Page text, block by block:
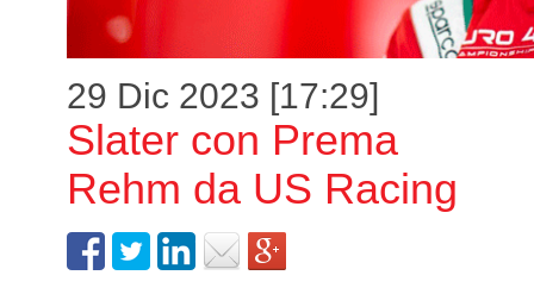
29 Dic 2023 [17:29]
Slater con Prema
Rehm da US Racing